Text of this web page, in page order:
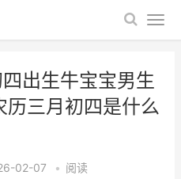
出生牛宝宝男生
三月初四是什么
02-07 • 阅读